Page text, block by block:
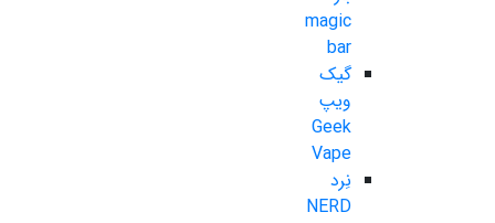
magic
bar
گیک
ویپ
Geek
Vape
نِرد
NERD